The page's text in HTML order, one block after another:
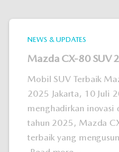
NEWS & UPDATES
Mazda CX-80 SUV
Mobil SUV Terbaik
2025 Jakarta, 10 Juli
menghadirkan
tahun 2025, Mazda
terbaik yang